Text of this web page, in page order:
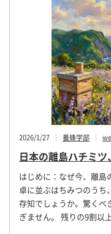
2026/1/27 養蜂学部
日本の離島ハチミ
はじめに：なぜ今、離島
卓に並ぶはちみつのうち
存知でしょうか。驚くべ
ぎません。 残りの9割以